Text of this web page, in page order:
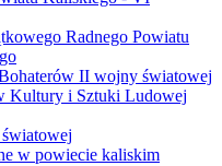
Radnego Powiatu
II wojny światowej
Kultury i Sztuki Ludowej
w powiecie kaliskim